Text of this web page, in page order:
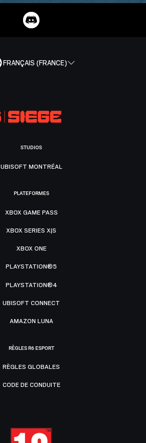
FRANÇAIS (FRANCE)
STUDIOS
UBISOFT MONTRÉAL
PLATEFORMES
XBOX GAME PASS
XBOX SERIES X|S
XBOX ONE
PLAYSTATION®5
PLAYSTATION®4
UBISOFT CONNECT
AMAZON LUNA
RÈGLES R6 ESPORT
RÈGLES GLOBALES
CODE DE CONDUITE